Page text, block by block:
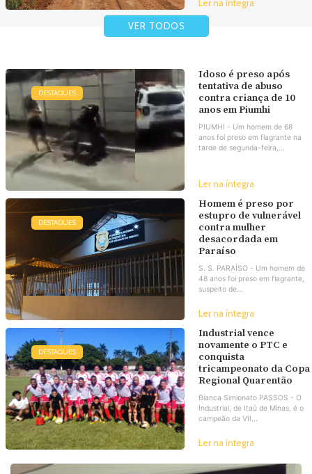
Ler na íntegra
VER TODOS
DESTAQUES
Idoso é preso após
tentativa de abuso
contra criança de 10
anos em Piumhi
PIUMHI - Um homem de 68
anos foi preso em flagrante na
tarde de segunda-feira,...
Ler na íntegra
DESTAQUES
Homem é preso por
estupro de vulnerável
contra mulher
desacordada em
Paraíso
S. S. PARAÍSO - Um homem de
48 anos foi preso em flagrante,
suspeito de...
Ler na íntegra
DESTAQUES
Industrial vence
novamente o PTC e
conquista
tricampeonato da Copa
Regional Quarentão
Bianca Simionato PASSOS - O
Industrial, de Itaú de Minas, é o
campeão da VII...
Ler na íntegra